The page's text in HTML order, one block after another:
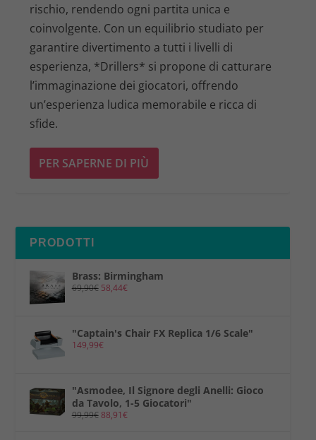
rischio, rendendo ogni partita unica e
coinvolgente. Con un equilibrio studiato per
garantire divertimento a tutti i livelli di
esperienza, *Drillers* si propone di catturare
l’immaginazione dei giocatori, offrendo
un’esperienza ludica memorabile e ricca di
sfide.
PER SAPERNE DI PIÙ
PRODOTTI
Brass: Birmingham
69,90€ 58,44€
"Captain's Chair FX Replica 1/6 Scale"
149,99€
"Asmodee, Il Signore degli Anelli: Gioco
da Tavolo, 1-5 Giocatori"
99,99€88,91€